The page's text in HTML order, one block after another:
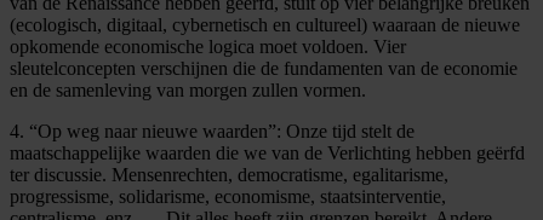
(ecologisch, digitaal, cybernetisch en cultureel) waaraan de nieuwe
opkomende economische logica moet voldoen. Vier
sleutelconcepten verschijnen die de fundamenten van de economie
en de samenleving van morgen zullen vormen.
4. “Op weg naar nieuwe waarden”: Onze tijd stelt de
maatschappelijke waarden die we van de Verlichting hebben geërfd
ter discussie. Mensenrechten, democratisme, egalitarisme,
progressisme, solidarisme, economisme, staatsinterventie,